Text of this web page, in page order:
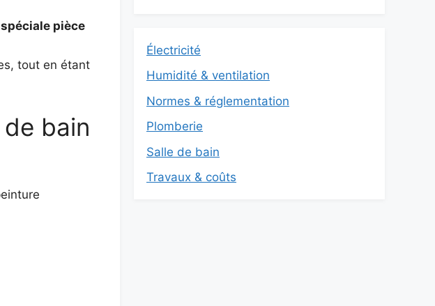
pièce
tout en étant
bain
Électricité
Humidité & ventilation
Normes & réglementation
Plomberie
Salle de bain
Travaux & coûts